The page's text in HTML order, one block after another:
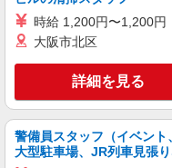
キープ
日研トータルソーシング株
トラク
時給
時給 1,200円〜1,200円
大阪市北区
詳細を見る
警備員スタッフ（イベント
大型駐車場、JR列車見張り